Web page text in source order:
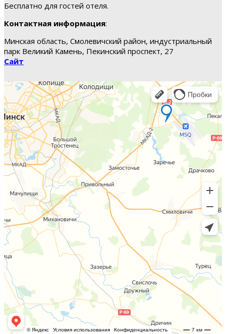
Бесплатно для гостей отеля.
Контактная информация:
Минская область, Смолевичский район, индустриальный
парк Великий Камень, Пекинский проспект, 27
Сайт